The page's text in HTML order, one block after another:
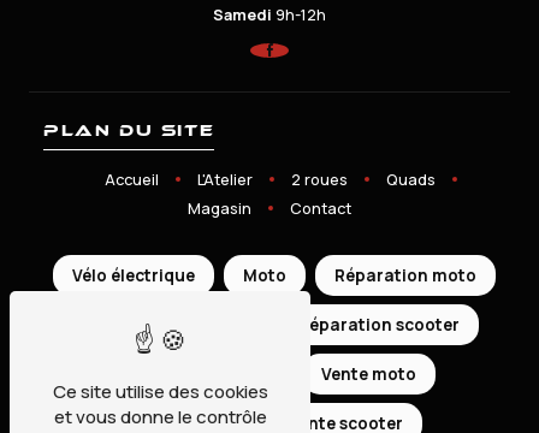
Samedi 9h-12h
Plan du site
Accueil L'Atelier 2 roues
Quads
Magasin
Contact
Vélo électrique Moto Réparation moto
Scooter Réparation scooter
Vente moto
Vente quad Vente scooter
Ce site utilise des cookies
et vous donne le contrôle